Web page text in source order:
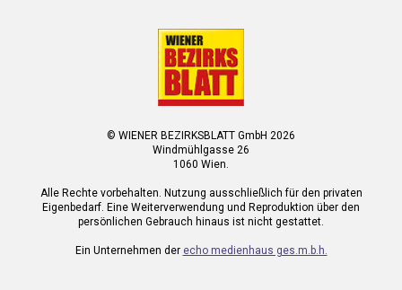
© WIENER BEZIRKSBLATT GmbH 2026
Windmühlgasse 26
1060 Wien.
Alle Rechte vorbehalten. Nutzung ausschließlich für den privaten
Eigenbedarf. Eine Weiterverwendung und Reproduktion über den
persönlichen Gebrauch hinaus ist nicht gestattet.
Ein Unternehmen der echo medienhaus ges.m.b.h.